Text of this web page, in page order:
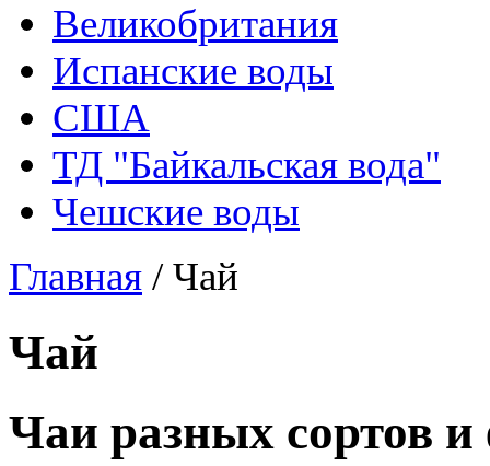
Великобритания
Испанские воды
США
ТД "Байкальская вода"
Чешские воды
Главная /Чай
Чай
Чаи разных сортов и